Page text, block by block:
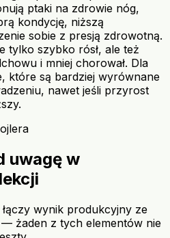
ptaki na zdrowie nóg,
kondycję, niższą
sobie z presją zdrowotną.
tylko szybko rósł, ale też
i mniej chorował. Dla
które są bardziej wyrównane
nawet jeśli przyrost
uwagę w
wynik produkcyjny ze
żaden z tych elementów nie